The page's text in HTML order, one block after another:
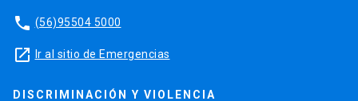
phone (56)95504 5000
launch Ir al sitio de Emergencias
DISCRIMINACIÓN Y VIOLENCIA